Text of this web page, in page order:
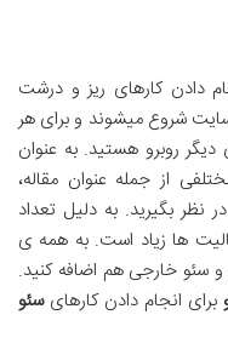
دادن کارهای ریز و درشت
شروع میشوند و برای هر
روبرو هستید. به عنوان
از جمله عنوان مقاله،
نظر بگیرید. به دلیل تعداد
ها زیاد است. به همه ی
سئو خارجی هم اضافه کنید.
برای انجام دادن کارهایسئو